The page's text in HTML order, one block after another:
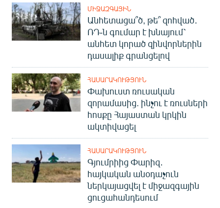
ՄԻՋԱԶԳԱՅԻՆ
Անհետացա՞ծ, թե՞ զոհված․
ՌԴ-ն գումար է խնայում՝
անհետ կորած զինվորներին
դասալիք գրանցելով
ՀԱՍԱՐԱԿՈՒԹՅՈՒՆ
Փախուստ ռուսական
զորամասից. ինչու է ռուսների
հոսքը Հայաստան կրկին
ակտիվացել
ՀԱՍԱՐԱԿՈՒԹՅՈՒՆ
Գյումրիից Փարիզ․
հայկական անօդաչուն
ներկայացվել է միջազգային
ցուցահանդեսում